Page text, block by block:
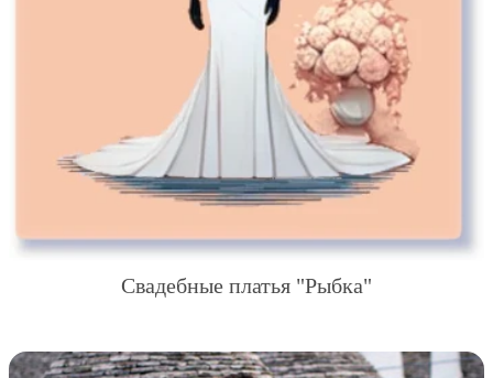
Свадебные платья "Рыбка"